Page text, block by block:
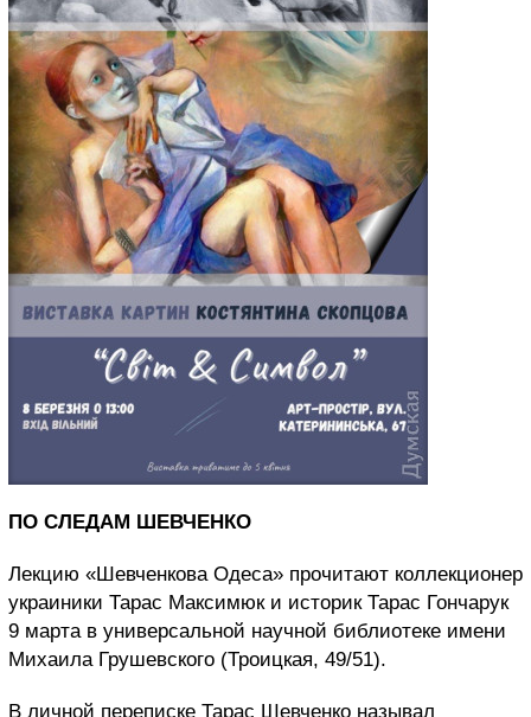
ПО СЛЕДАМ ШЕВЧЕНКО
Лекцию «Шевченкова Одеса» прочитают коллекционер
украиники Тарас Максимюк и историк Тарас Гончарук
9 марта в универсальной научной библиотеке имени
Михаила Грушевского (Троицкая, 49/51).
В личной переписке Тарас Шевченко называл